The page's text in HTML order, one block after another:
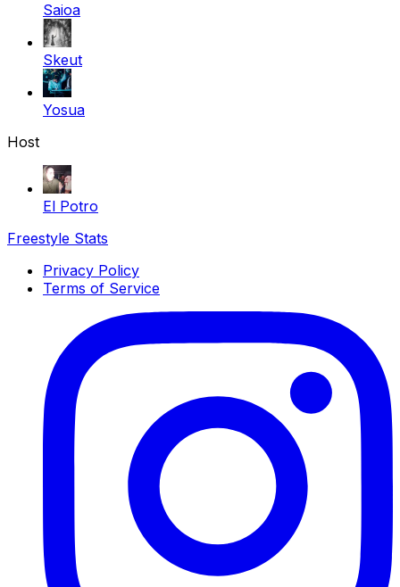
Saioa
Skeut
Yosua
Host
El Potro
Freestyle Stats
Privacy Policy
Terms of Service